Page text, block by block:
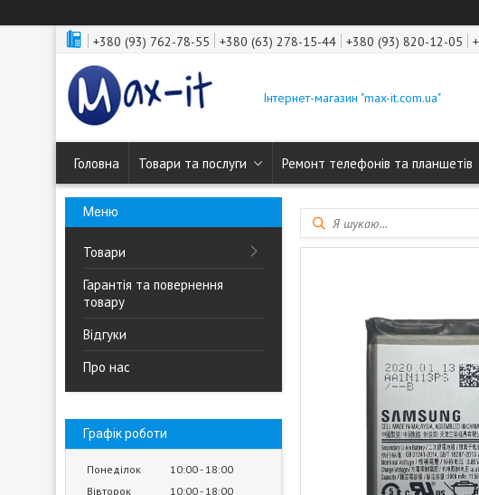
+380 (93) 762-78-55 +380 (63) 278-15-44 +380 (93) 820-12-05
Інтернет-магазин "max-it.com.ua"
Головна Товари та послуги Ремонт телефонів та планшетів
Товари
Гарантія та повернення
товару
Відгуки
Про нас
Графік роботи
Понеділок 10:00 18:00
Вівторок
10:00 18:00